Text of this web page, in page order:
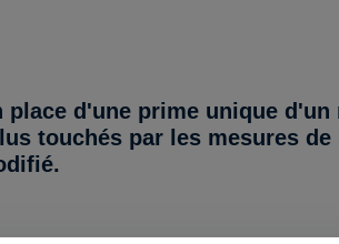
d'une prime unique d'un
touchés par les mesures